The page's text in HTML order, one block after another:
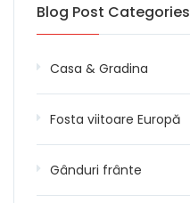
Blog Post Categories
Casa & Gradina
Fosta viitoare Europă
Gânduri frânte